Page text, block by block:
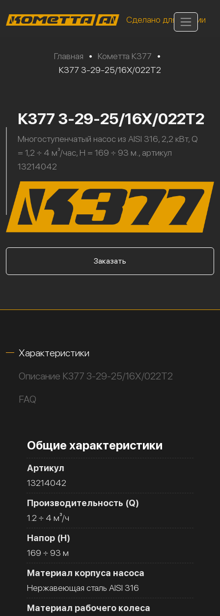
Сделано для России
Главная • Кометта К377
•
К377 3-29-25/16Х/022Т2
К377 3-29-25/16Х/022Т2
Многоступенчатый насос из AISI 316, 2,2 кВт, Q
= 1,2 ÷ 4 м³/час, H = 169 ÷ 93 м., артикул
13214042
Заказать
Характеристики
Описание К377 3-29-25/16Х/022Т2
FAQ
Общие характеристики
Артикул
13214042
Производительность (Q)
1.2 ÷ 4 м³/ч
Напор (H)
169 ÷ 93 м
Материал корпуса насоса
Нержавеющая сталь AISI 316
Материал рабочего колеса